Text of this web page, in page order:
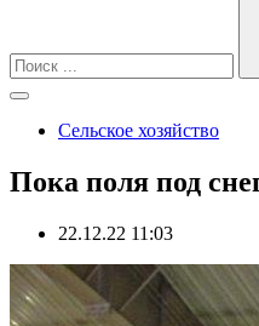
Сельское хозяйство
Пока поля под
22.12.22 11:03